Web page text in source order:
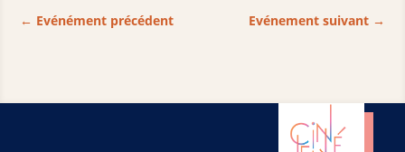
← Evénément précédent Evénement suivant→